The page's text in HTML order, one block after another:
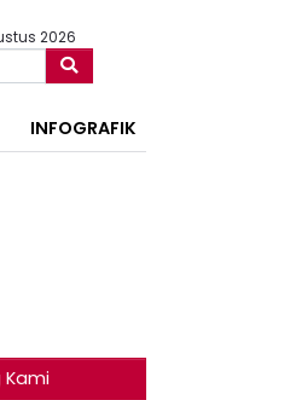
2026
INFOGRAFIK
Kami